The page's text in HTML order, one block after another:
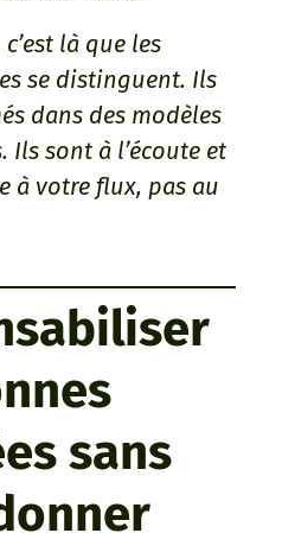
là que les
se distinguent. Ils
dans des modèles
sont à l’écoute et
à votre flux, pas au
sans